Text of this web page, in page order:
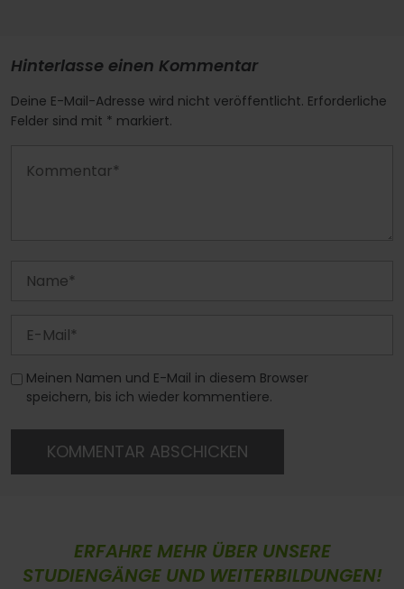
Hinterlasse einen Kommentar
Deine E-Mail-Adresse wird nicht veröffentlicht. Erforderliche
Felder sind mit * markiert.
Meinen Namen und E-Mail in diesem Browser
speichern, bis ich wieder kommentiere.
KOMMENTAR ABSCHICKEN
ERFAHRE MEHR ÜBER UNSERE
STUDIENGÄNGE UND WEITERBILDUNGEN!